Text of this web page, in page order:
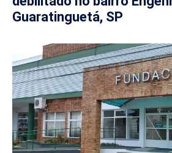
Guaratinguetá, SP